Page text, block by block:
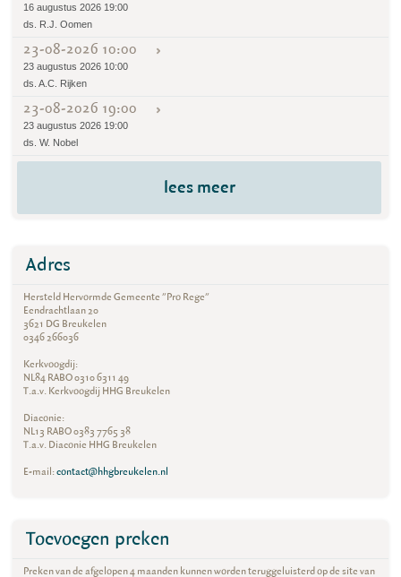
16 augustus 2026 19:00
ds. R.J. Oomen
23-08-2026 10:00
23 augustus 2026 10:00
ds. A.C. Rijken
23-08-2026 19:00
23 augustus 2026 19:00
ds. W. Nobel
lees meer
Adres
Hersteld Hervormde Gemeente "Pro Rege"
Eendrachtlaan 20
3621 DG Breukelen
0346 266036
Kerkvoogdij:
NL84 RABO 0310 6311 49
T.a.v. Kerkvoogdij HHG Breukelen
Diaconie:
NL13 RABO 0383 7765 38
T.a.v. Diaconie HHG Breukelen
E-mail:contact@hhgbreukelen.nl
Toevoegen preken
Preken van de afgelopen 4 maanden kunnen worden teruggeluisterd op de site van